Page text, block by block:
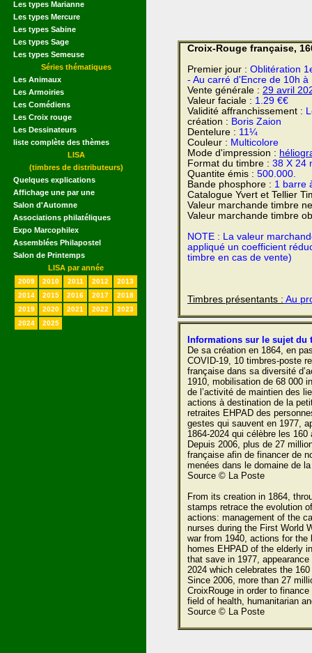
Les types Marianne
Les types Mercure
Les types Sabine
Les types Sage
Les types Semeuse
Séries thématiques
Les Animaux
Les Armoiries
Les Comédiens
Les Croix rouge
Les Dessinateurs
liste complète des thèmes
LISA
(timbres de distributeurs)
Quelques explications
Affichage une par une
Salon d'Automne
Associations philatéliques
Expo Marcophilex
Assemblées Philapostel
Salon de Printemps
LISA par année
2009 2010 2011 2012
2013
2014
2015 2016 2017
2018
2019
2020 2021 2022
2023
2024
2025
Croix-Rouge française,
Premier jour : Oblitération
- Au carré d'Encre de 10h
Vente générale : 29 avril
Valeur faciale : 1.29 €€
Validité affranchissement :
création : Boris Zaion
Dentelure : 11¼
Couleur : Multicolore
Mode d'impression :
Format du timbre : 38 X 24
Quantite émis : 500.000.
Bande phosphore : 1 barre
Catalogue Yvert et Tellier
Valeur marchande timbre
Valeur marchande timbre
NOTE : La valeur
appliqué un coefficient
timbre en cas de vente)
Timbres présentants : Au
Informations sur le sujet du
De sa création en 1864, en
COVID-19, 10 timbres-poste
française dans sa diversité
1910, mobilisation de 68 000
de l’activité de maintien des
actions à destination de la
retraites EHPAD des
gestes qui sauvent en 1977,
1864-2024 qui célèbre les
Depuis 2006, plus de 27
française afin de financer de
menées dans le domaine de
Source © La Poste
From its creation in 1864,
stamps retrace the evolution
actions: management of the
nurses during the First World
war from 1940, actions for the
homes EHPAD of the elderly
that save in 1977,
2024 which celebrates the
Since 2006, more than 27
CroixRouge in order to
field of health, humanitarian
Source © La Poste